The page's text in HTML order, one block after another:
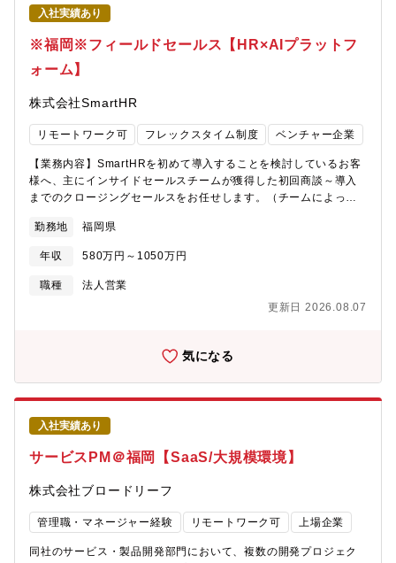
入社実績あり
※福岡※フィールドセールス【HR×AIプラットフ
ォーム】
株式会社SmartHR
リモートワーク可 フレックスタイム制度 ベンチャー企業
【業務内容】SmartHRを初めて導入することを検討しているお客
様へ、主にインサイドセールスチームが獲得した初回商談～導入
までのクロージングセールスをお任せします。（チームによって
いて：配属先の事業本部については、以下3つの部門の中からご経
歴・経験、適性に応じて決定いたします。グロース事業本部：従
業員数200名以下の企業を担当東京/大阪/名古屋/広島/福岡（勤務
地）で募集を行っていますコマーシャル事業本部：従業員数201～
を行っていますミディアム・エンタープライズ事業本部：従業員
ていますSmartHRはこれまで、労務管理を主軸にバックオフィス
の業務効率化や、タレントマネジメントの推進による生産性向上
を支援してきました。次のステップとして、昨今課題として議論
が続く労働供給の不足や、DXの加速（レガシーシステムからの移
行ニーズ）、AIの進化などの外部環境を背景に、「クラウドを基
盤に最新技術を活用した新たな効率化」と「データに基づいた科
学的な人的資本経営を支援する分析環境」を両立させた「人的資
本経営プラットフォーム」の実現を目指します。これまではSaaS
事業に注力してきましたが、人的資本経営プラットフォームの実
現して"well-woriking"な社会を作っていくために、SaaS以外の事
業にも進出していきます。M&Aや協業も加速させていく予定なの
で、セールスとして経験できる役割やキャリアの選択肢が今後さ
らに増えていくはずです。私たちの提供しているプロダクトやサ
勤務地 福岡県
年収 580万円～1050万円
職種
法人営業
更新日 2026.08.07
気になる
入社実績あり
サービスPM＠福岡【SaaS/大規模環境】
株式会社ブロードリーフ
管理職・マネージャー経験 リモートワーク可 上場企業
同社のサービス・製品開発部門において、複数の開発プロジェク